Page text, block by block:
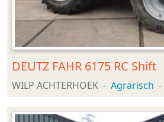
DEUTZ FAHR 6175 RC Shift
WILP ACHTERHOEK Agrarisch